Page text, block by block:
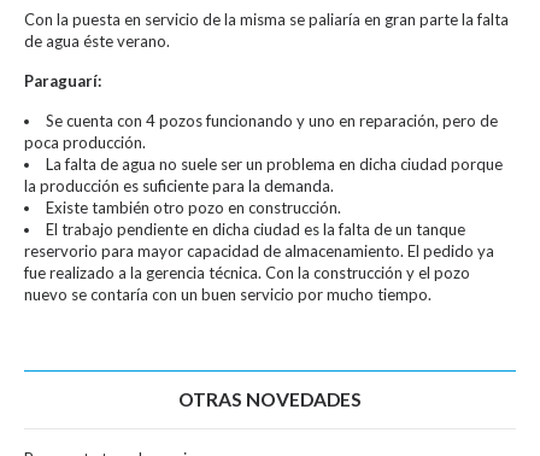
Con la puesta en servicio de la misma se paliaría en gran parte la falta
de agua éste verano.
Paraguarí:
Se cuenta con 4 pozos funcionando y uno en reparación, pero de
poca producción.
La falta de agua no suele ser un problema en dicha ciudad porque
la producción es suficiente para la demanda.
Existe también otro pozo en construcción.
El trabajo pendiente en dicha ciudad es la falta de un tanque
reservorio para mayor capacidad de almacenamiento. El pedido ya
fue realizado a la gerencia técnica. Con la construcción y el pozo
nuevo se contaría con un buen servicio por mucho tiempo.
OTRAS NOVEDADES